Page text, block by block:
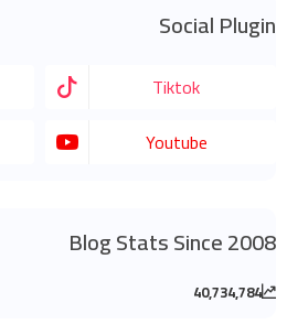
Social Plugin
Tiktok
Youtube
Blog Stats Since 2008
40,734,784